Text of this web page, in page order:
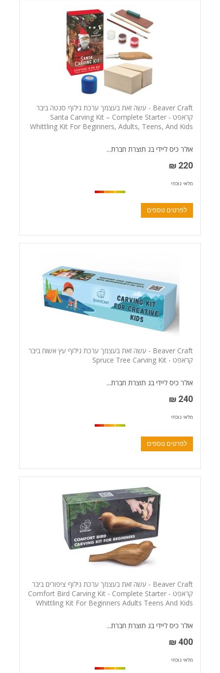
Beaver Craft - עשה זאת בעצמך ערכת גילוף סנטה ביבר
קראפט - Santa Carving Kit – Complete Starter
Whittling Kit For Beginners, Adults, Teens, And Kids
אולר כיס ליידי בג תוצרת חברת...
220 ₪
מלאי נוכחי
לפרטים נוספים
Beaver Craft - עשה זאת בעצמך ערכת גילוף עץ אשוח ביבר
קראפט - Spruce Tree Carving Kit
אולר כיס ליידי בג תוצרת חברת...
240 ₪
מלאי נוכחי
לפרטים נוספים
Beaver Craft - עשה זאת בעצמך ערכת גילוף ציפורים ביבר
קראפט - Comfort Bird Carving Kit - Complete Starter
Whittling Kit For Beginners Adults Teens And Kids
אולר כיס ליידי בג תוצרת חברת...
400 ₪
מלאי נוכחי